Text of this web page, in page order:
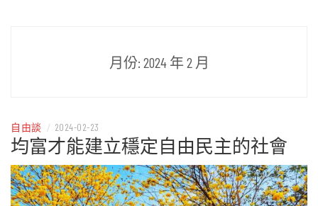
月份: 2024 年 2 月
自由談 / 2024-02-23
均富才能建立穩定自由民主的社會